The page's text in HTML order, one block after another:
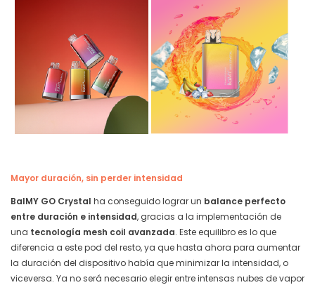
Mayor duración, sin perder intensidad
BalMY GO Crystal ha conseguido lograr un balance perfecto
entre duración e intensidad, gracias a la implementación de
una tecnología mesh coil avanzada. Este equilibro es lo que
diferencia a este pod del resto, ya que hasta ahora para aumentar
la duración del dispositivo había que minimizar la intensidad, o
viceversa. Ya no será necesario elegir entre intensas nubes de vapor